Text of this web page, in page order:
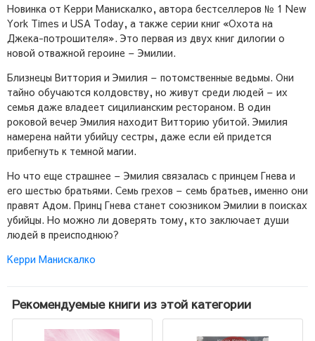
Новинка от Керри Манискалко, автора бестселлеров № 1 New
York Times и USA Today, а также серии книг «Охота на
Джека-потрошителя». Это первая из двух книг дилогии о
новой отважной героине – Эмилии.
Близнецы Виттория и Эмилия – потомственные ведьмы. Они
тайно обучаются колдовству, но живут среди людей – их
семья даже владеет сицилианским рестораном. В один
роковой вечер Эмилия находит Витторию убитой. Эмилия
намерена найти убийцу сестры, даже если ей придется
прибегнуть к темной магии.
Но что еще страшнее – Эмилия связалась с принцем Гнева и
его шестью братьями. Семь грехов – семь братьев, именно они
правят Адом. Принц Гнева станет союзником Эмилии в поисках
убийцы. Но можно ли доверять тому, кто заключает души
людей в преисподнюю?
Керри Манискалко
Рекомендуемые книги из этой категории